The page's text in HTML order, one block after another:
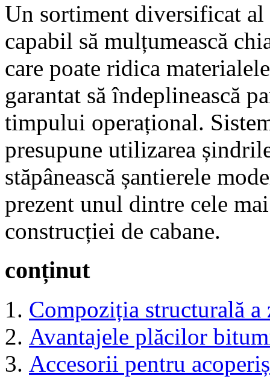
Un sortiment diversificat
capabil să mulțumească
care poate ridica
garantat să îndeplinească
timpului operațional.
presupune utilizarea
stăpânească șantierele
prezent unul dintre cele
construcției de cabane.
conținut
Compoziția structurală a
Avantajele plăcilor
Accesorii pentru